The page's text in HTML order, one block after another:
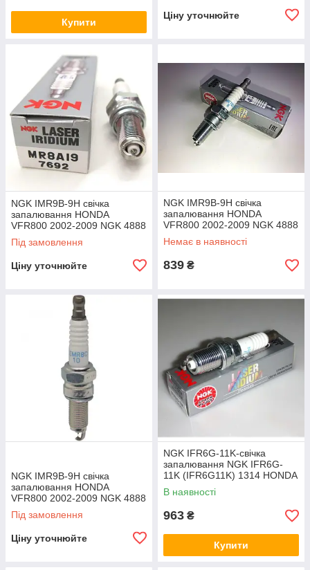
Купити
Ціну уточнюйте
NGK IMR9B-9H свічка
запалювання HONDA
VFR800 2002-2009 NGK 4888
/ IMR9B-9H
Під замовлення
Ціну уточнюйте
NGK IMR9B-9H свічка
запалювання HONDA
VFR800 2002-2009 NGK 4888
/ IMR9B-9H
Немає в наявності
839 ₴
NGK IMR9B-9H свічка
запалювання HONDA
VFR800 2002-2009 NGK 4888
/ IMR9B-9H
Під замовлення
Ціну уточнюйте
NGK IFR6G-11K-свічка
запалювання NGK IFR6G-
11K (IFR6G11K) 1314 HONDA
NC700X/CTX700
В наявності
963 ₴
Купити